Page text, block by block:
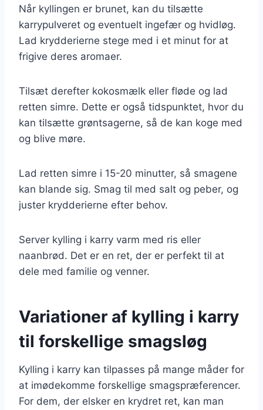
Når kyllingen er brunet, kan du tilsætte
karrypulveret og eventuelt ingefær og hvidløg.
Lad krydderierne stege med i et minut for at
frigive deres aromaer.
Tilsæt derefter kokosmælk eller fløde og lad
retten simre. Dette er også tidspunktet, hvor du
kan tilsætte grøntsagerne, så de kan koge med
og blive møre.
Lad retten simre i 15-20 minutter, så smagene
kan blande sig. Smag til med salt og peber, og
juster krydderierne efter behov.
Server kylling i karry varm med ris eller
naanbrød. Det er en ret, der er perfekt til at
dele med familie og venner.
Variationer af kylling i karry
til forskellige smagsløg
Kylling i karry kan tilpasses på mange måder for
at imødekomme forskellige smagspræferencer.
For dem, der elsker en krydret ret, kan man